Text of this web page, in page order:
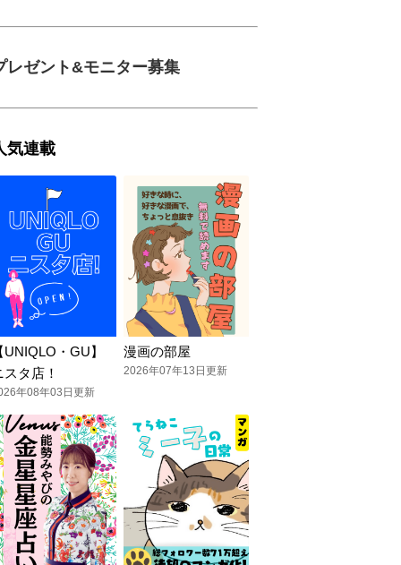
レゼント&モニター募集
気連載
UNIQLO・GU】
スタ店！
年08年03日更新
漫画の部屋
2026年07年13日更新